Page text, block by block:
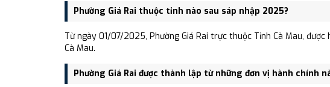
Phường Giá Rai thuộc tỉnh nào sau sáp nhập 2025?
Từ ngày 01/07/2025, Phường Giá Rai trực thuộc Tỉnh Cà Mau,
Cà Mau.
Phường Giá Rai được thành lập từ những đơn vị hành chính